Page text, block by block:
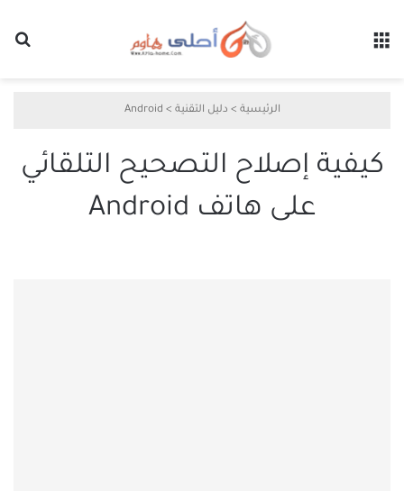
الرئيسية > دليل التقنية >
Android
كيفية إصلاح التصحيح التلقائي
على هاتف Android